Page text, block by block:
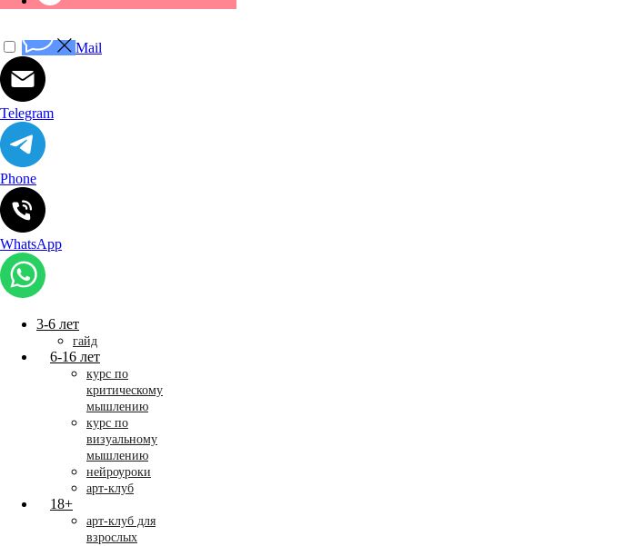
Mail
Telegram
Phone
WhatsApp
3-6 лет
гайд
6-16 лет
курс по
критическому
мышлению
курс по
визуальному
мышлению
нейроуроки
арт-клуб
18+
арт-клуб для
взрослых